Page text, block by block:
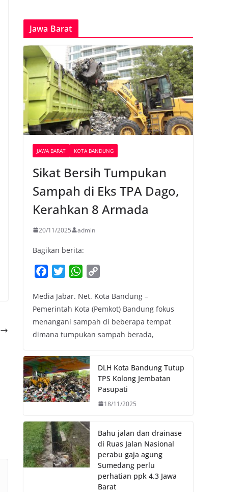
Jawa Barat
JAWA BARAT KOTA BANDUNG
Sikat Bersih Tumpukan
Sampah di Eks TPA Dago,
Kerahkan 8 Armada
20/11/2025 admin
Bagikan berita:
c
e
b
o
k
i
t
t
e
W
a
t
s
A
p
p
y
L
i
k
Media Jabar. Net. Kota Bandung –
Pemerintah Kota (Pemkot) Bandung fokus
menangani sampah di beberapa tempat
dimana tumpukan sampah berada,
DLH Kota Bandung Tutup
TPS Kolong Jembatan
Pasupati
18/11/2025
Bahu jalan dan drainase
di Ruas Jalan Nasional
perabu gaja agung
Sumedang perlu
perhatian ppk 4.3 Jawa
Barat